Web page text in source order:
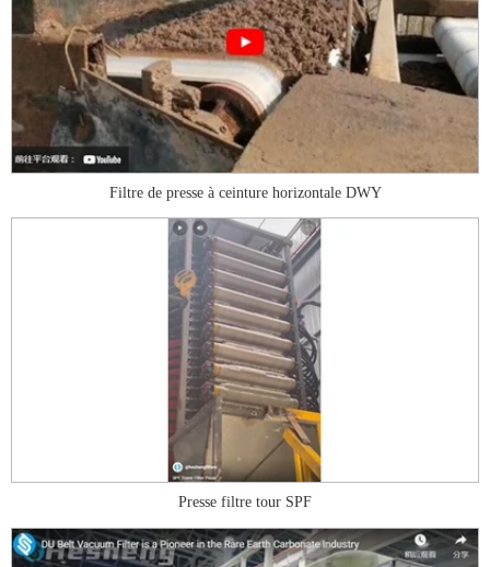
Filtre de presse à ceinture horizontale DWY
Presse filtre tour SPF